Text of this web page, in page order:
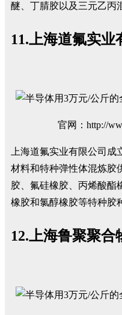
醚、丁腈胶以及三元乙丙
11.上海道氟实业
官网：http://
上海道氟实业有限公司
材料和特种弹性体混炼胶
胶、氟硅橡胶、丙烯酸酯
橡胶和氯醇橡胶等特种胶
12.上海鲁聚聚合